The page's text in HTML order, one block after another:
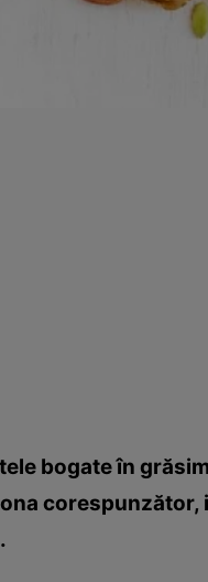
bogate în